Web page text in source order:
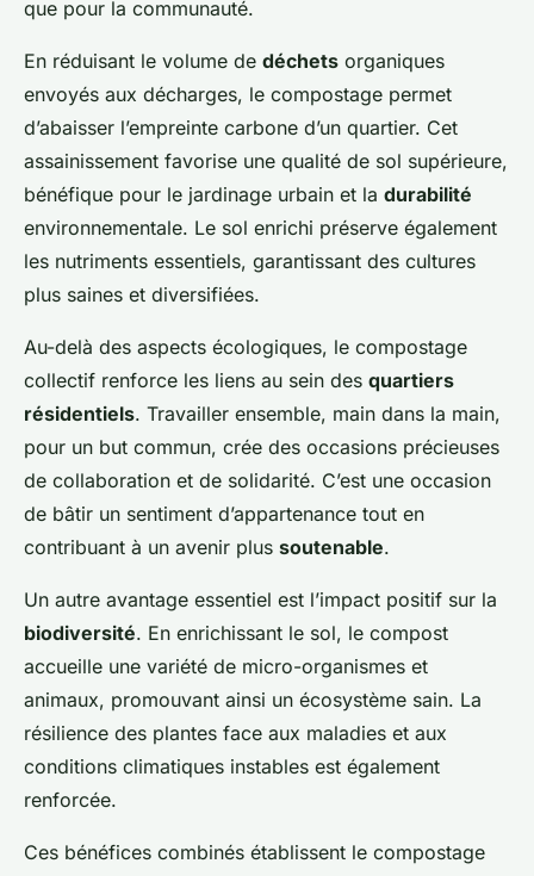
que pour la communauté.
En réduisant le volume de déchets organiques
envoyés aux décharges, le compostage permet
d’abaisser l’empreinte carbone d’un quartier. Cet
assainissement favorise une qualité de sol supérieure,
bénéfique pour le jardinage urbain et la durabilité
environnementale. Le sol enrichi préserve également
les nutriments essentiels, garantissant des cultures
plus saines et diversifiées.
Au-delà des aspects écologiques, le compostage
collectif renforce les liens au sein des quartiers
résidentiels. Travailler ensemble, main dans la main,
pour un but commun, crée des occasions précieuses
de collaboration et de solidarité. C’est une occasion
de bâtir un sentiment d’appartenance tout en
contribuant à un avenir plus soutenable.
Un autre avantage essentiel est l’impact positif sur la
biodiversité. En enrichissant le sol, le compost
accueille une variété de micro-organismes et
animaux, promouvant ainsi un écosystème sain. La
résilience des plantes face aux maladies et aux
conditions climatiques instables est également
renforcée.
Ces bénéfices combinés établissent le compostage